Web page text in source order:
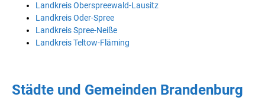
Landkreis Oberspreewald-Lausitz
Landkreis Oder-Spree
Landkreis Spree-Neiße
Landkreis Teltow-Fläming
Städte und Gemeinden Brandenburg